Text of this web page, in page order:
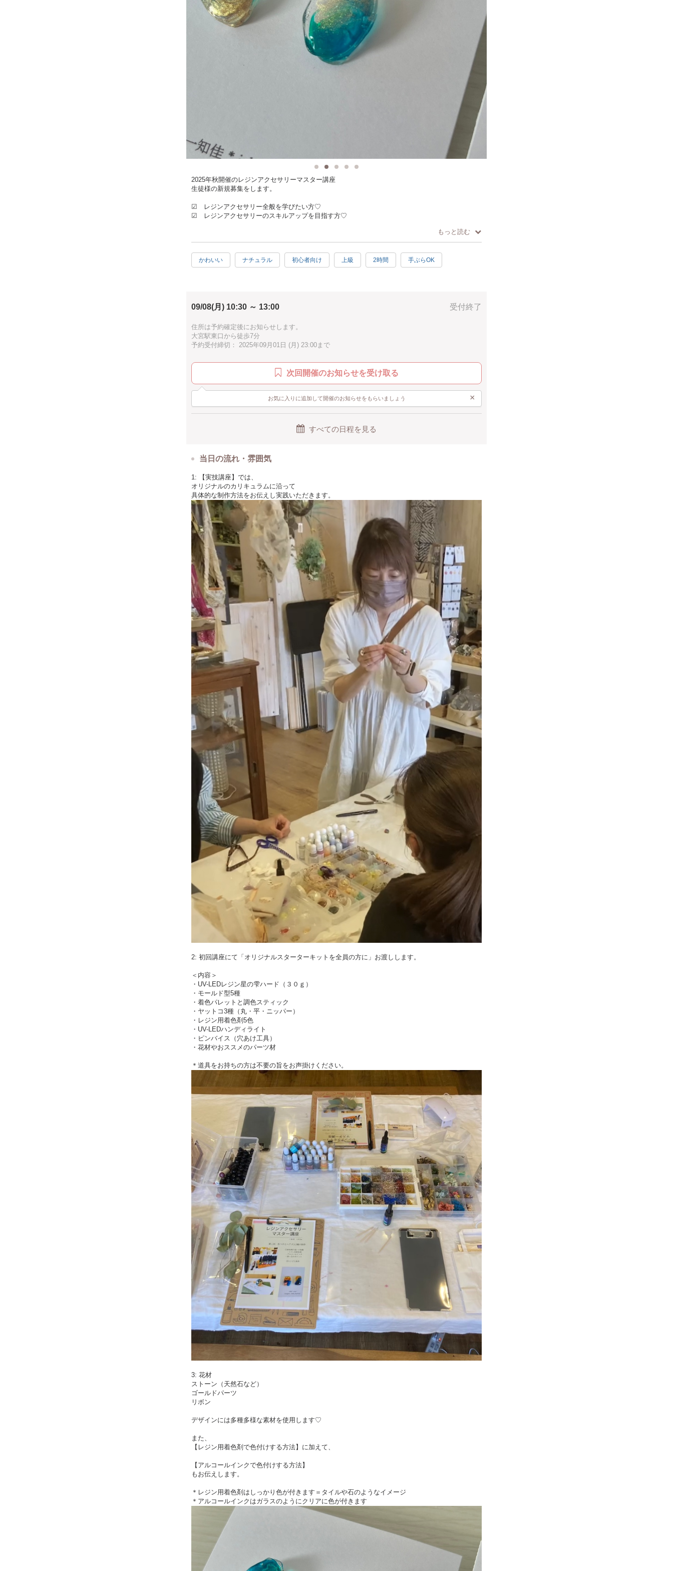
2025年秋開催のレジンアクセサリーマスター講座
生徒様の新規募集をします。
☑ レジンアクセサリー全般を学びたい方♡
☑ レジンアクセサリーのスキルアップを目指す方♡
☑ レジンアクセサリーをお仕事にしたい方♡
◆ 全5回目実技講座と
◆ 個別サポート付 で
講座内容のレベルは、
のスキルをお渡しするカリキュラムです。
レジンアクセサリーがはじめての方でも習得できる構成にしていますので、
▶大宮クラス (全5回の実技講座＋2か月個別サポート）
DAY1：9/８（月）10：30～13：00
DAY2：9/22（月）10：30～13：00
DAY3：10/6（月）10：30～13：00
DAY4：10/20（月）10：30～13：00
10万円(税込)
＊こちらのページではご予約金として5000円(税込)お預かりさせていただいています。
後日残金をお振込みくださいませ。
【講座代には以下が含まれます】
5日間の実技講座代
オリジナルテキスト代
道具材料一式(約2万円分)
2か月個別サポート代
もっと読む
かわいい ナチュラル 初心者向け 上級 2時間 手ぶらOK
受付終了
09/08(月) 10:30 ～ 13:00
住所は予約確定後にお知らせします。
大宮駅東口から徒歩7分
予約受付締切： 2025年09月01日 (月) 23:00まで
次回開催のお知らせを受け取る
お気に入りに追加して開催のお知らせをもらいましょう ×
すべての日程を見る
当日の流れ・雰囲気
1: 【実技講座】では、
オリジナルのカリキュラムに沿って
具体的な制作方法をお伝えし実践いただきます。
2: 初回講座にて「オリジナルスターターキットを全員の方に」お渡しします。
＜内容＞
・UV-LEDレジン星の雫ハード（３０ｇ）
・モールド型5種
・着色パレットと調色スティック
・ヤットコ3種（丸・平・ニッパー）
・レジン用着色剤5色
・UV-LEDハンディライト
・ピンバイス（穴あけ工具）
・花材やおススメのパーツ材
＊道具をお持ちの方は不要の旨をお声掛けください。
3: 花材
ストーン（天然石など）
ゴールドパーツ
リボン
デザインには多種多様な素材を使用します♡
また、
【レジン用着色剤で色付けする方法】に加えて、
【アルコールインクで色付けする方法】
もお伝えします。
＊レジン用着色剤はしっかり色が付きます＝タイルや石のようなイメージ
＊アルコールインクはガラスのようにクリアに色が付きます